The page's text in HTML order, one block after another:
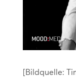
[Bildquelle: